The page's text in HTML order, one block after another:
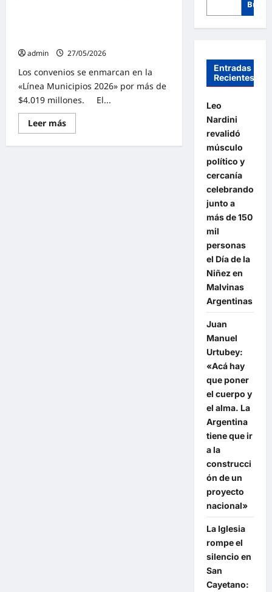
admin
27/05/2026
Los convenios se enmarcan en la
«Línea Municipios 2026» por más de
$4.019 millones. El...
Leer másLee
más
Kicillof
Entradas
Recientes
Leo
Nardini
revalidó
músculo
político y
cercanía
celebrando
junto a
más de 150
mil
personas
el Día de la
Niñez en
Malvinas
Argentinas
Juan
Manuel
Urtubey:
«Acá hay
que poner
el cuerpo y
el alma. La
Argentina
tiene que ir
a la
construcci
ón de un
proyecto
nacional»
La Iglesia
rompe el
silencio en
San
Cayetano: